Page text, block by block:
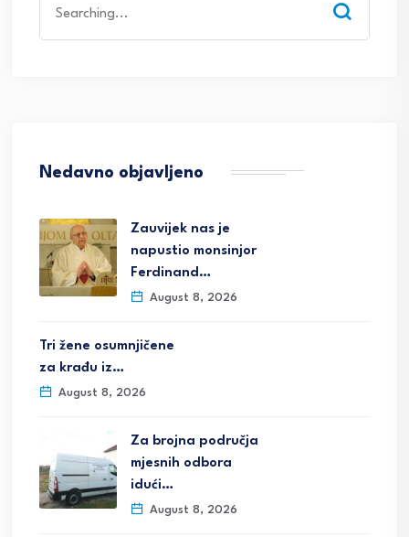
for:
Nedavno objavljeno
Zauvijek nas je
napustio monsinjor
Ferdinand…
August 8, 2026
Tri žene osumnjičene
za krađu iz…
August 8, 2026
Za brojna područja
mjesnih odbora
idući…
August 8, 2026